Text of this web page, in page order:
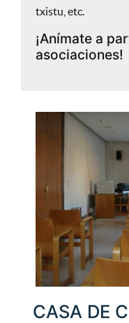
txistu, etc.
¡Anímate a
asociaciones!
CASA DE